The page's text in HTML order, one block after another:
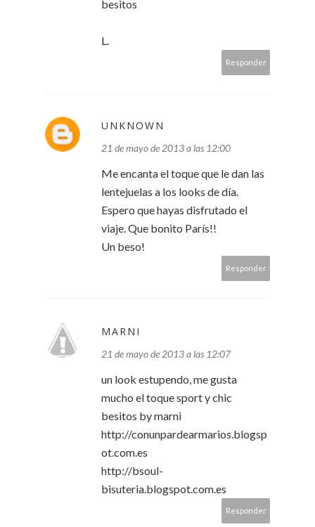
besitos
L.
Responder
UNKNOWN
21 de mayo de 2013 a las 12:00
Me encanta el toque que le dan las
lentejuelas a los looks de día.
Espero que hayas disfrutado el
viaje. Que bonito París!!
Un beso!
Responder
MARNI
21 de mayo de 2013 a las 12:07
un look estupendo, me gusta
mucho el toque sport y chic
besitos by marni
http://conunpardearmarios.blogsp
ot.com.es
http://bsoul-
bisuteria.blogspot.com.es
Responder